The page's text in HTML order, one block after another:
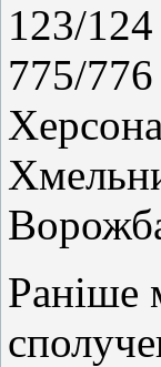
123/
775/776
Раніше